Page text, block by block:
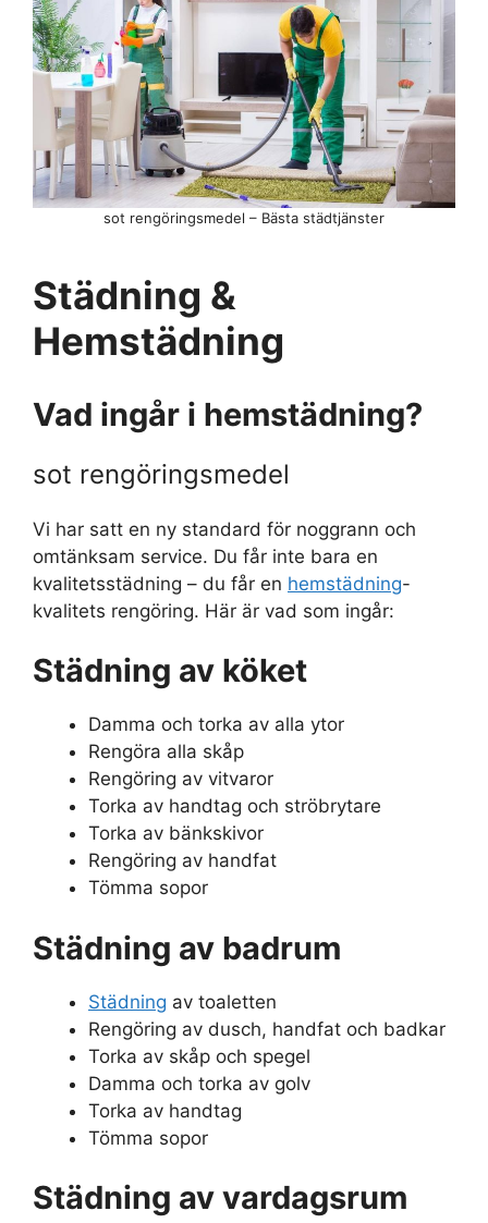
sot rengöringsmedel – Bästa städtjänster
Städning &
Hemstädning
Vad ingår i hemstädning?
sot rengöringsmedel
Vi har satt en ny standard för noggrann och
omtänksam service. Du får inte bara en
kvalitetsstädning – du får en hemstädning-
kvalitets rengöring. Här är vad som ingår:
Städning av köket
Damma och torka av alla ytor
Rengöra alla skåp
Rengöring av vitvaror
Torka av handtag och ströbrytare
Torka av bänkskivor
Rengöring av handfat
Tömma sopor
Städning av badrum
Städning av toaletten
Rengöring av dusch, handfat och badkar
Torka av skåp och spegel
Damma och torka av golv
Torka av handtag
Tömma sopor
Städning av vardagsrum